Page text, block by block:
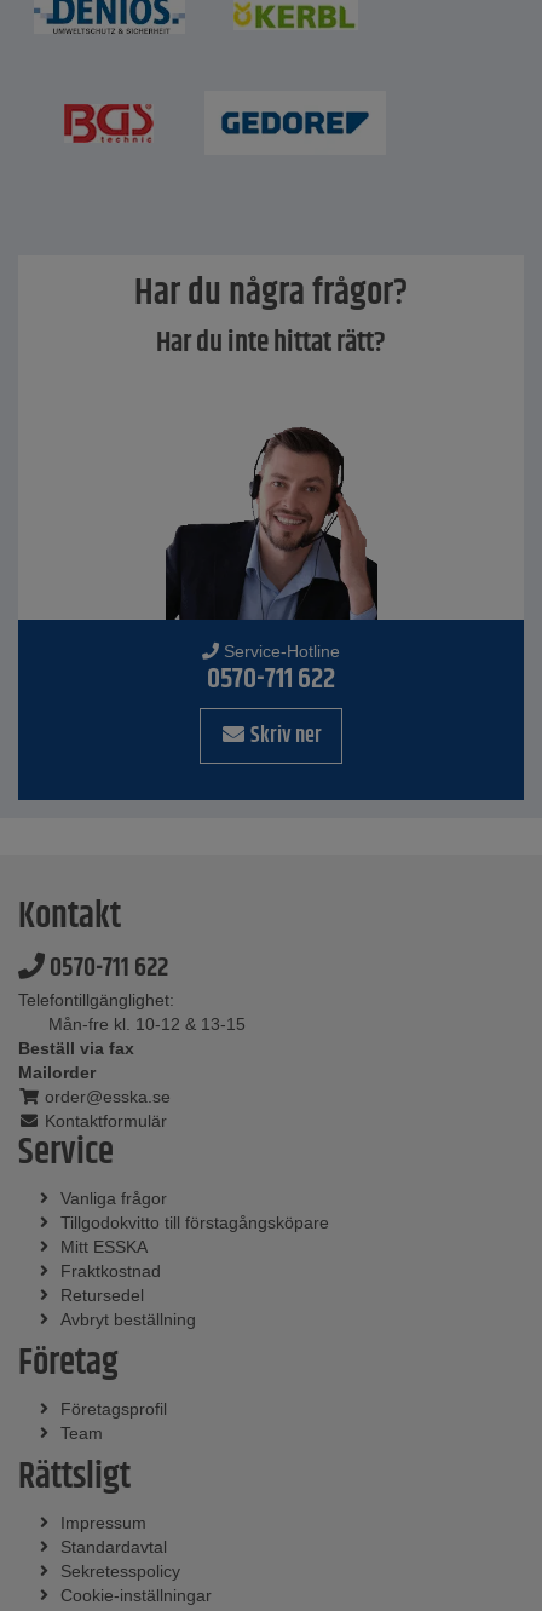
Har du några frågor?
Har du inte hittat rätt?
Service-Hotline
0570-711 622
Skriv ner
Kontakt
0570-711 622
Telefontillgänglighet:
Mån-fre kl. 10-12 & 13-15
Beställ via fax
Mailorder
order@esska.se
Kontaktformulär
Service
Vanliga frågor
Tillgodokvitto till förstagångsköpare
Mitt ESSKA
Fraktkostnad
Retursedel
Avbryt beställning
Företag
Företagsprofil
Team
Rättsligt
Impressum
Standardavtal
Sekretesspolicy
Cookie-inställningar